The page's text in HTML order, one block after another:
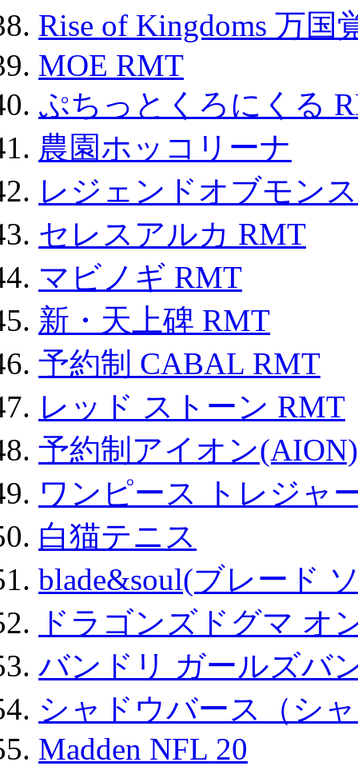
Rise of Kingdoms 万
MOE RMT
ぷちっとくろにくる
農園ホッコリーナ
レジェンドオブモン
セレスアルカ RMT
マビノギ RMT
新・天上碑 RMT
予約制 CABAL RMT
レッド ストーン RMT
予約制アイオン
ワンピース トレジャ
白猫テニス
blade&soul(ブレード
ドラゴンズドグマ オ
バンドリ ガールズバ
シャドウバース（シ
Madden NFL 20